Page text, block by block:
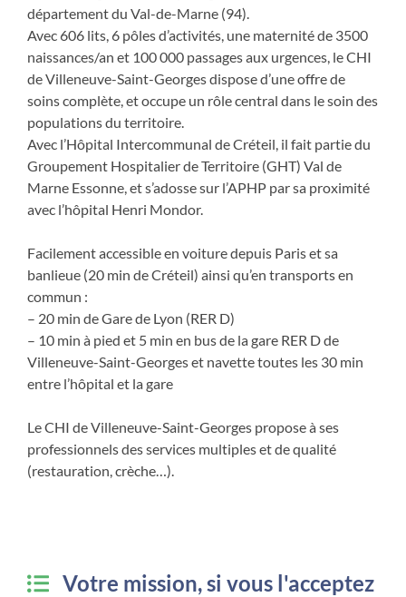
département du Val-de-Marne (94).
Avec 606 lits, 6 pôles d’activités, une maternité de 3500
naissances/an et 100 000 passages aux urgences, le CHI
de Villeneuve-Saint-Georges dispose d’une offre de
soins complète, et occupe un rôle central dans le soin des
populations du territoire.
Avec l’Hôpital Intercommunal de Créteil, il fait partie du
Groupement Hospitalier de Territoire (GHT) Val de
Marne Essonne, et s’adosse sur l’APHP par sa proximité
avec l’hôpital Henri Mondor.
Facilement accessible en voiture depuis Paris et sa
banlieue (20 min de Créteil) ainsi qu’en transports en
commun :
– 20 min de Gare de Lyon (RER D)
– 10 min à pied et 5 min en bus de la gare RER D de
Villeneuve-Saint-Georges et navette toutes les 30 min
entre l’hôpital et la gare
Le CHI de Villeneuve-Saint-Georges propose à ses
professionnels des services multiples et de qualité
(restauration, crèche…).
Votre mission, si vous l'acceptez